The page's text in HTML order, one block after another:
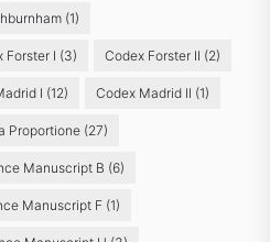
(1)
Forster I (3) Codex Forster II (2)
I (12) Codex Madrid II (1)
Proportione (27)
Manuscript B (6)
Manuscript F (1)